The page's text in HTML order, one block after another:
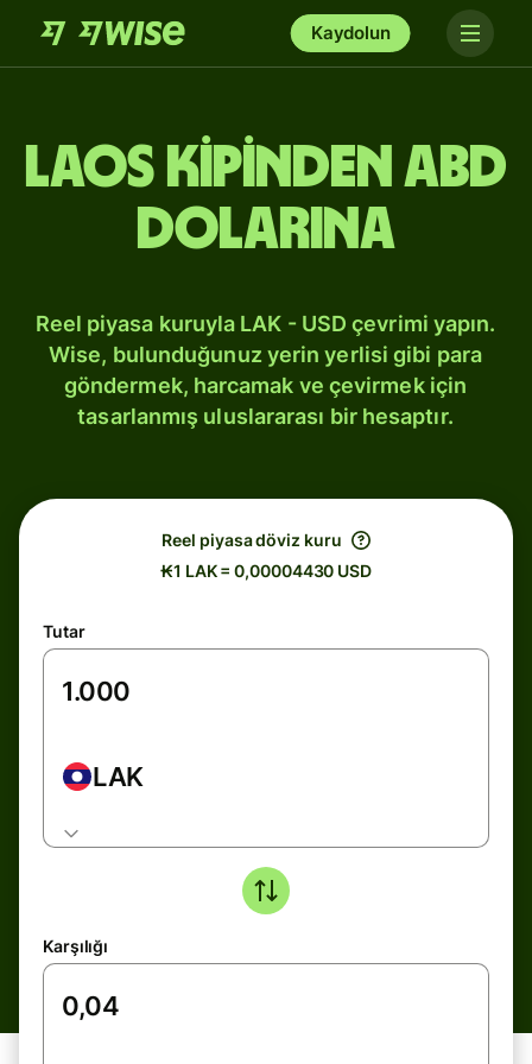
Kaydolun
Laos kipinden ABD
dolarına
Reel piyasa kuruyla LAK - USD çevrimi yapın.
Wise, bulunduğunuz yerin yerlisi gibi para
göndermek, harcamak ve çevirmek için
tasarlanmış uluslararası bir hesaptır.
Reel piyasa döviz kuru
₭1 LAK = 0,00004430 USD
Tutar
LAK
Karşılığı